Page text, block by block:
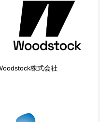
株式会社